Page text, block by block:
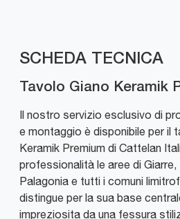
SCHEDA TECNICA
Tavolo Giano Keramik
Il nostro servizio esclusivo di
e montaggio è disponibile per il
Keramik Premium di Cattelan
professionalità le aree di
Palagonia e tutti i comuni
distingue per la sua base
impreziosita da una fessura